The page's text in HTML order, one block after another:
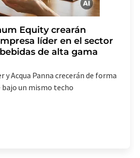
Equity crearán
líder en el sector
de alta gama
y Acqua Panna crecerán de forma
un mismo techo